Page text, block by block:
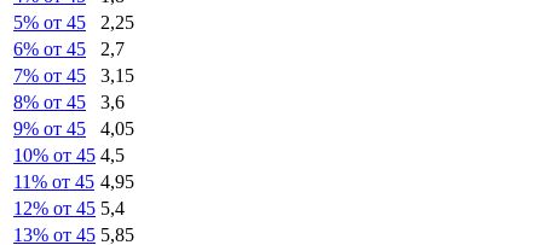
5% от 45
2,25
6% от 45
2,7
7% от 45
3,15
8% от 45
3,6
9% от 45
4,05
10% от 45 4,5
11% от 45 4,95
12% от 45 5,4
13% от 45 5,85